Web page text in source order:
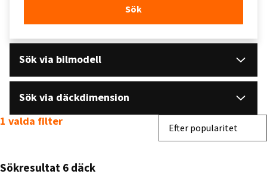
Sök
Sök via bilmodell
Sök via däckdimension
Efter popularitet
Sökresultat 6 däck
1 valda filter